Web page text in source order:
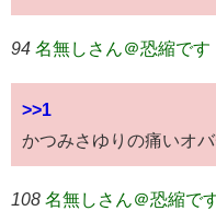
94 名無しさん＠恐縮です
>>1
かつみさゆりの痛いオ
108 名無しさん＠恐縮で